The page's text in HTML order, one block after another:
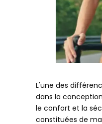
L'une des
dans la
le confort et la
constituées de